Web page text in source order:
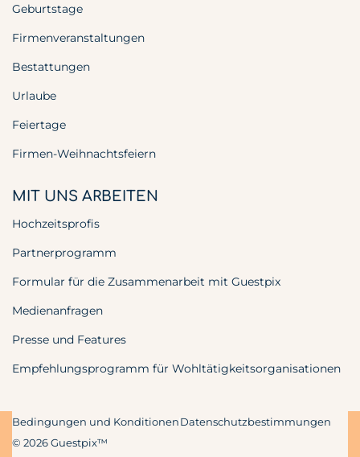
Geburtstage
Firmenveranstaltungen
Bestattungen
Urlaube
Feiertage
Firmen-Weihnachtsfeiern
MIT UNS ARBEITEN
Hochzeitsprofis
Partnerprogramm
Formular für die Zusammenarbeit mit Guestpix
Medienanfragen
Presse und Features
Empfehlungsprogramm für Wohltätigkeitsorganisationen
© 2026 Guestpix™
Bedingungen und KonditionenDatenschutzbestimmungen